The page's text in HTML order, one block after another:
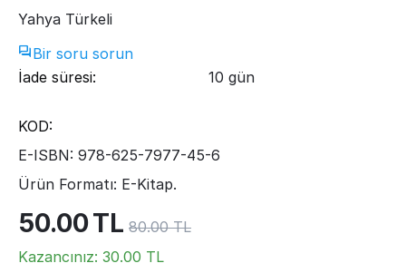
Yahya Türkeli
Bir soru sorun
İade süresi:
10 gün
KOD:
E-ISBN: 978-625-7977-45-6
Ürün Formatı: E-Kitap.
50.00TL 80.00 TL
Kazancınız: 30.00 TL